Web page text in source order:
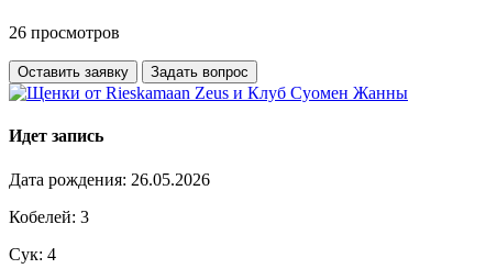
26 просмотров
Оставить заявку Задать вопрос
Идет запись
Дата рождения: 26.05.2026
Кобелей: 3
Сук: 4